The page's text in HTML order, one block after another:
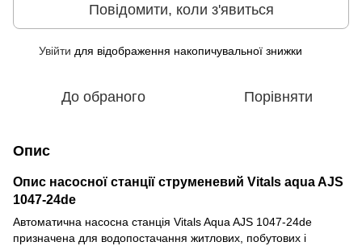
Повідомити, коли з'явиться
Увійти для відображення накопичувальної знижки
До обраного Порівняти
Опис
Опис насосної станції струменевий Vitals aqua AJS
1047-24de
Автоматична насосна станція Vitals Aqua AJS 1047-24de
призначена для водопостачання житлових, побутових і